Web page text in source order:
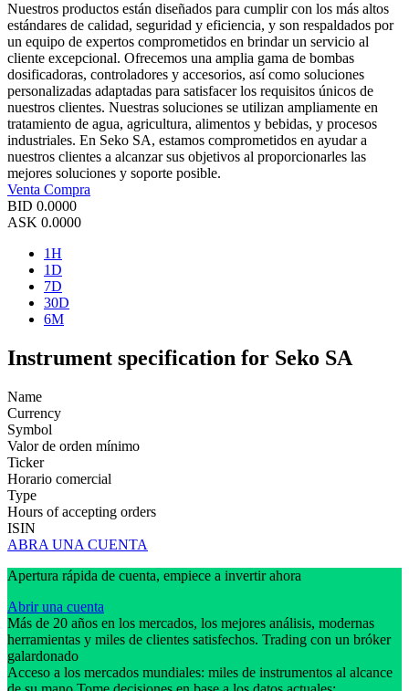
Nuestros productos están diseñados para cumplir con los más altos
estándares de calidad, seguridad y eficiencia, y son respaldados por
un equipo de expertos comprometidos en brindar un servicio al
cliente excepcional. Ofrecemos una amplia gama de bombas
dosificadoras, controladores y accesorios, así como soluciones
personalizadas adaptadas para satisfacer los requisitos únicos de
nuestros clientes. Nuestras soluciones se utilizan ampliamente en
tratamiento de agua, agricultura, alimentos y bebidas, y procesos
industriales. En Seko SA, estamos comprometidos en ayudar a
nuestros clientes a alcanzar sus objetivos al proporcionarles las
mejores soluciones y soporte posible.
Venta Compra
BID 0.0000
ASK 0.0000
1H
1D
7D
30D
6M
Instrument specification for Seko SA
Name
Currency
Symbol
Valor de orden mínimo
Ticker
Horario comercial
Type
Hours of accepting orders
ISIN
ABRA UNA CUENTA
Apertura rápida de cuenta, empiece a invertir ahora
Abrir una cuenta
Más de 20 años en los mercados, los mejores análisis, modernas
herramientas y miles de clientes satisfechos. Trading con un bróker
galardonado
Acceso a los mercados mundiales: miles de instrumentos al alcance